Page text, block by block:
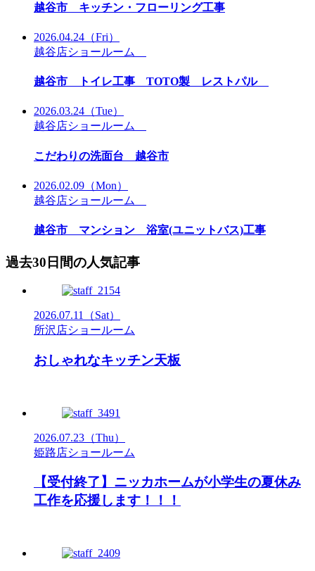
越谷市 キッチン・フローリング工事
2026.04.24 （Fri）
越谷店ショールーム
越谷市 トイレ工事 TOTO製 レストパル
2026.03.24 （Tue）
越谷店ショールーム
こだわりの洗面台 越谷市
2026.02.09 （Mon）
越谷店ショールーム
越谷市 マンション 浴室(ユニットバス)工事
過去30日間の人気記事
2026.07.11
（Sat）
所沢店ショールーム
おしゃれなキッチン天板
2026.07.23 （Thu）
姫路店ショールーム
【受付終了】ニッカホームが小学生の夏休み
工作を応援します！！！